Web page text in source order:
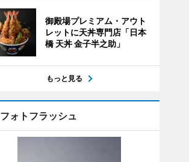
御殿場プレミアム・アウト
レットに天丼専門店「日本
橋 天丼 金子半之助」
もっと見る
フォトフラッシュ